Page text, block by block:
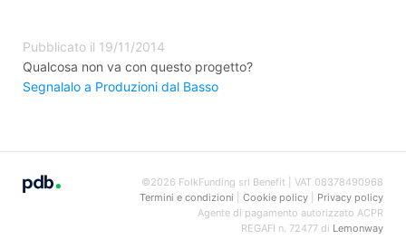
Pubblicato il 19/11/2014
Qualcosa non va con questo progetto?
Segnalalo a Produzioni dal Basso
©2026 FolkFunding srl Benefit | VAT 08378490968
Termini e condizioni
Cookie policy| Privacy policy
Agente di pagamento autorizzato ACPR
REGAFI n. 72477 di Lemonway